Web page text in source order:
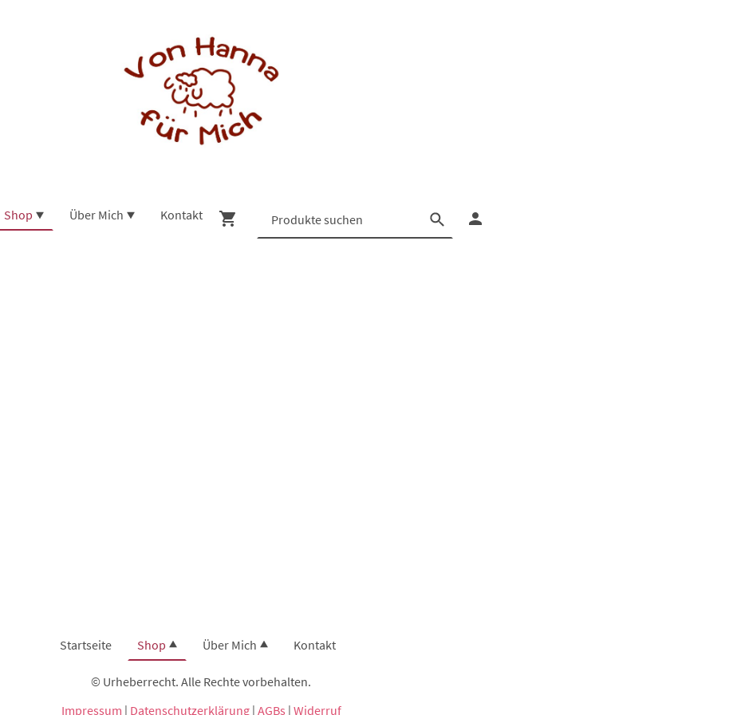
Shop Über Mich Kontakt
Startseite Shop Über Mich Kontakt
© Urheberrecht. Alle Rechte vorbehalten.
Impressum | Datenschutzerklärung| AGBs | Widerruf